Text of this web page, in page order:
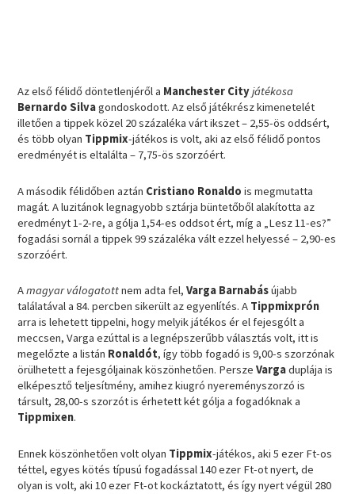
Az első félidő döntetlenjéről a Manchester Cityjátékosa
Bernardo Silvagondoskodott. Az első játékrész kimenetelét
illetően a tippek közel 20 százaléka várt ikszet – 2,55-ös oddsért,
és több olyan Tippmix-játékos is volt, aki az első félidő pontos
eredményét is eltalálta – 7,75-ös szorzóért.
A második félidőben aztán Cristiano Ronaldo is megmutatta
magát. A luzitánok legnagyobb sztárja büntetőből alakította az
eredményt 1-2-re, a gólja 1,54-es oddsot ért, míg a „Lesz 11-es?”
fogadási sornál a tippek 99 százaléka vált ezzel helyessé – 2,90-es
szorzóért.
Amagyar válogatottnem adta fel,Varga Barnabásújabb
találatával a 84. percben sikerült az egyenlítés. A Tippmixprón
arra is lehetett tippelni, hogy melyik játékos ér el fejesgólt a
meccsen, Varga ezúttal is a legnépszerűbb választás volt, itt is
megelőzte a listán Ronaldót, így több fogadó is 9,00-s szorzónak
örülhetett a fejesgóljainak köszönhetően. PerszeVargaduplája is
elképesztő teljesítmény, amihez kiugró nyereményszorzó is
társult, 28,00-s szorzót is érhetett két gólja a fogadóknak a
Tippmixen.
Ennek köszönhetően volt olyan Tippmix-játékos, aki 5 ezer Ft-os
téttel, egyes kötés típusú fogadással 140 ezer Ft-ot nyert, de
olyan is volt, aki 10 ezer Ft-ot kockáztatott, és így nyert végül 280